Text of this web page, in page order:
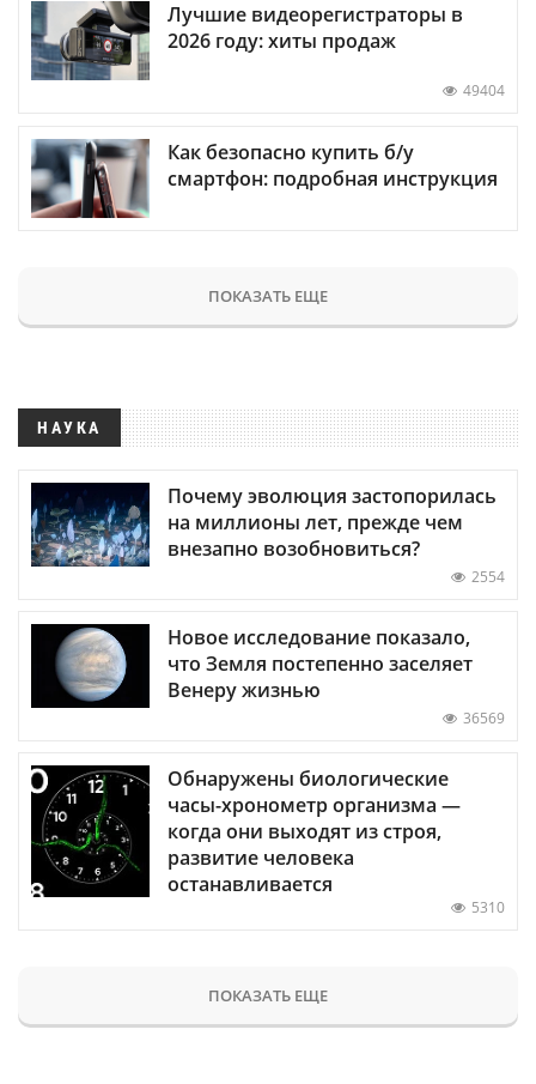
Лучшие видеорегистраторы в
2026 году: хиты продаж
49404
Как безопасно купить б/у
смартфон: подробная инструкция
ПОКАЗАТЬ ЕЩЕ
НАУКА
Почему эволюция застопорилась
на миллионы лет, прежде чем
внезапно возобновиться?
2554
Новое исследование показало,
что Земля постепенно заселяет
Венеру жизнью
36569
Обнаружены биологические
часы-хронометр организма —
когда они выходят из строя,
развитие человека
останавливается
5310
ПОКАЗАТЬ ЕЩЕ